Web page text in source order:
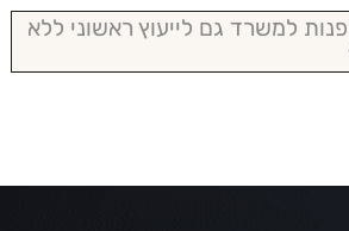
למשרד גם לייעוץ ראשוני ללא